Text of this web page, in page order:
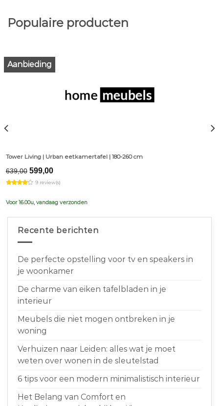
Populaire producten
Aanbieding
Tower Living | Urban eetkamertafel | 180-260 cm
639,00 Original
price
was:
599,00Current
is:
9 review(s)
Voor 16.00u, vandaag verzonden
Recente berichten
De perfecte opstelling voor tv en speakers in
je woonkamer
De charme van eiken tafelbladen in je
interieur
Meubels die niet mogen ontbreken in je
woning
Verhuizen naar Leiden: alles wat je moet
weten over wonen in de sleutelstad
6 tips voor een modern minimalistisch interieur
Het Belang van Comfort en